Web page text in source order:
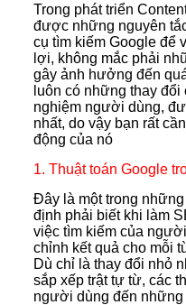
Trong phát triển
được những nguyên
cụ tìm kiếm Google để
lợi, không mắc phải
gây ảnh hưởng đến
luôn có những thay
nghiệm người dùng,
nhất, do vậy bạn rất
động của nó
1. Thuật toán Google
Đây là một trong
định phải biết khi làm
việc tìm kiếm của
chỉnh kết quả cho mỗi
Dù chỉ là thay đổi nhỏ
sắp xếp trật tự từ, các
người dùng đến những